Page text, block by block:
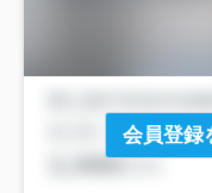
会員登録